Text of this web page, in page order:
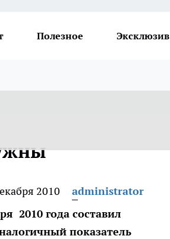
Полезное Эксклюзив
2010
administrator
2010 года составил
показатель